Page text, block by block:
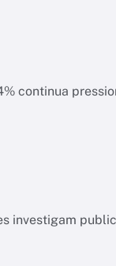
e
investigam